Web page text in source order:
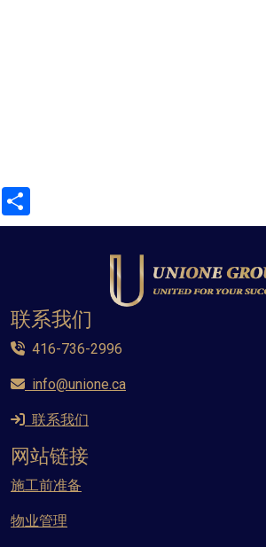
联系我们
416-736-2996
info@unione.ca
联系我们
网站链接
施工前准备
物业管理